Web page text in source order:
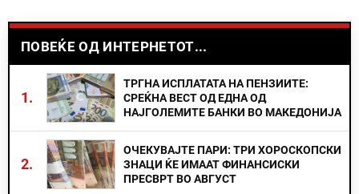
ПОВЕЌЕ ОД ИНТЕРНЕТОТ...
1.
ТРГНА ИСПЛАТАТА НА ПЕНЗИИТЕ:
СРЕЌНА ВЕСТ ОД ЕДНА ОД
НАЈГОЛЕМИТЕ БАНКИ ВО МАКЕДОНИЈА
2.
ОЧЕКУВАЈТЕ ПАРИ: ТРИ ХОРОСКОПСКИ
ЗНАЦИ ЌЕ ИМААТ ФИНАНСИСКИ
ПРЕСВРТ ВО АВГУСТ